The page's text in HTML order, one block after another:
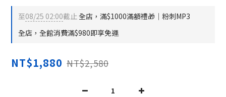
至08/25 02:00截止全店，滿$1000滿額禮🎁│粉刺MP3
全店，全館消費滿$980即享免運
NT$1,880 NT$2,580